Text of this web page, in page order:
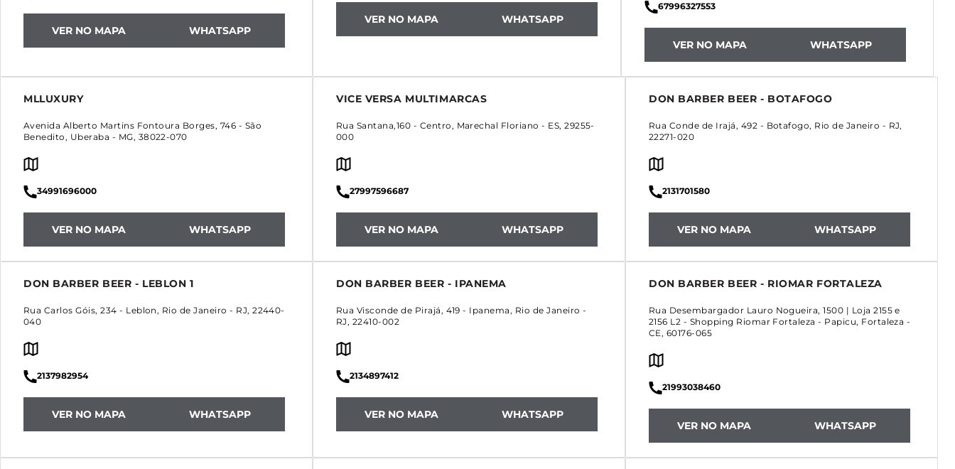
VER NO MAPA WHATSAPP
VER NO MAPA WHATSAPP
67996327553
VER NO MAPA WHATSAPP
MLLUXURY
Avenida Alberto Martins Fontoura Borges, 746 - São
Benedito, Uberaba - MG, 38022-070
34991696000
VER NO MAPA WHATSAPP
VICE VERSA MULTIMARCAS
Rua Santana,160 - Centro, Marechal Floriano - ES,29255-
000
27997596687
VER NO MAPA WHATSAPP
DON BARBER BEER - BOTAFOGO
Rua Conde de Irajá, 492 - Botafogo, Rio de Janeiro - RJ,
22271-020
2131701580
VER NO MAPA WHATSAPP
DON BARBER BEER - LEBLON 1
Rua Carlos Góis, 234 - Leblon, Rio de Janeiro - RJ,22440-
040
2137982954
VER NO MAPA WHATSAPP
DON BARBER BEER - IPANEMA
Rua Visconde de Pirajá, 419 - Ipanema, Rio de Janeiro -
RJ, 22410-002
2134897412
VER NO MAPA WHATSAPP
DON BARBER BEER - RIOMAR FORTALEZA
Rua Desembargador Lauro Nogueira, 1500 | Loja 2155 e
2156 L2 - Shopping Riomar Fortaleza - Papicu, Fortaleza -
CE, 60176-065
21993038460
VER NO MAPA WHATSAPP